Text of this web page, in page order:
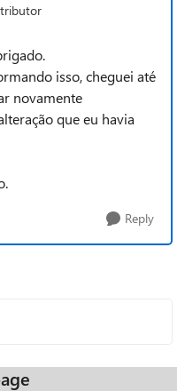
isso, cheguei até
novamente
que eu havia
Reply